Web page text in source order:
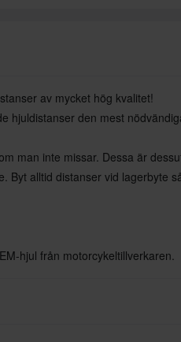
av mycket hög kvalitet!
hjuldistanser den mest
man inte missar. Dessa är
Byt alltid distanser vid lagerbyte
hjul från motorcykeltillverkaren.